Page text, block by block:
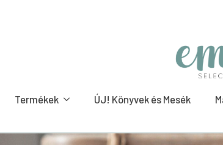
Termékek ÚJ! Könyvek és Mesék